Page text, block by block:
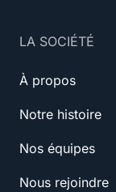
LA SOCIÉTÉ
À propos
Notre histoire
Nos équipes
Nous rejoindre